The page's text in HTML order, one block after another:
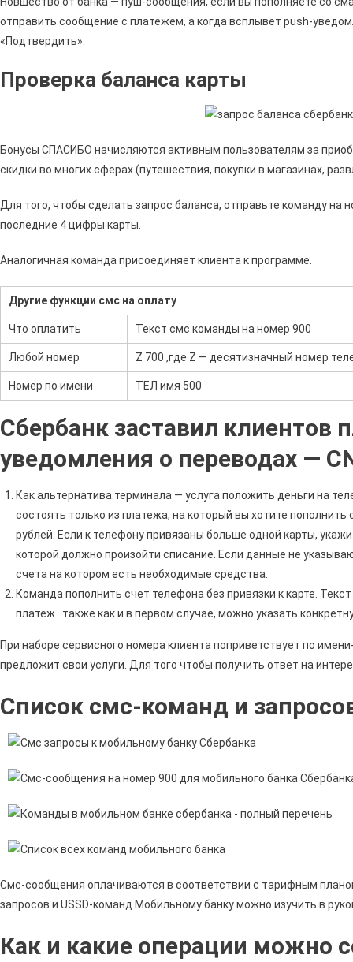
отправить сообщение с платежем, а когда всплывет push-
«Подтвердить».
Проверка баланса карты
Бонусы СПАСИБО начисляются активным пользователям за
скидки во многих сферах (путешествия, покупки в магазинах,
Для того, чтобы сделать запрос баланса, отправьте команду на
последние 4 цифры карты.
Аналогичная команда присоединяет клиента к программе.
Другие функции смс на оплату
Что оплатить Текст смс команды на номер 900
Любой номер Z 700 ,где Z — десятизначный номер
Номер по имени ТЕЛ имя 500
Сбербанк заставил клиентов
уведомления о переводах —
Как альтернатива терминала — услуга положить деньги на
состоять только из платежа, на который вы хотите пополнить
рублей. Если к телефону привязаны больше одной карты,
которой должно произойти списание. Если данные не
счета на котором есть необходимые средства.
Команда пополнить счет телефона без привязки к карте.
платеж . также как и в первом случае, можно указать
При наборе сервисного номера клиента поприветствует по
предложит свои услуги. Для того чтобы получить ответ на
Список смс-команд и
Смс-сообщения оплачиваются в соответствии с тарифным
запросов и USSD-команд Мобильному банку можно изучить в
Как и какие операции можно